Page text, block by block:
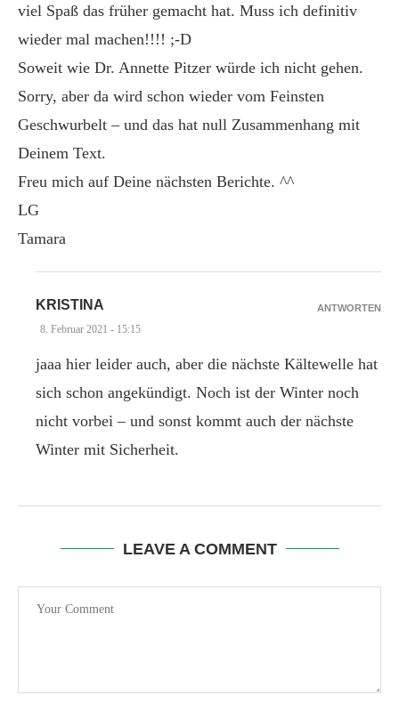
viel Spaß das früher gemacht hat. Muss ich definitiv
wieder mal machen!!!! ;-D
Soweit wie Dr. Annette Pitzer würde ich nicht gehen.
Sorry, aber da wird schon wieder vom Feinsten
Geschwurbelt – und das hat null Zusammenhang mit
Deinem Text.
Freu mich auf Deine nächsten Berichte. ^^
LG
Tamara
KRISTINA
8. Februar 2021 - 15:15
jaaa hier leider auch, aber die nächste Kältewelle hat
sich schon angekündigt. Noch ist der Winter noch
nicht vorbei – und sonst kommt auch der nächste
Winter mit Sicherheit.
ANTWORTEN
LEAVE A COMMENT